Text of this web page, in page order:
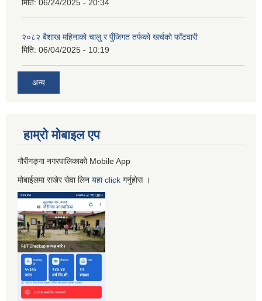
मिति: 06/24/2025 - 20:34
२०८२ बैशाख महिनाको चालु र पुँजिगत तर्फको खर्चको फाँटवारी
मिति: 06/04/2025 - 10:19
अन्य
हाम्रो माेबाइल एप
गौरीगङ्गा नगरपालिकाको Mobile App
मोबाईलमा राखेर सेवा लिन यहाclick गर्नुहाेस ।